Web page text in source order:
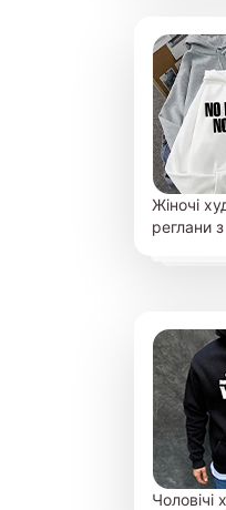
Жіночі
реглани
Чоловічі